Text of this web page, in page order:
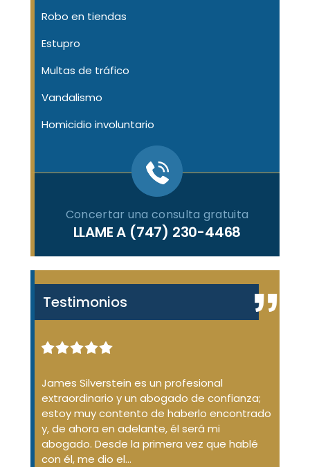
Robo en tiendas
Estupro
Multas de tráfico
Vandalismo
Homicidio involuntario
Concertar una consulta gratuita
LLAME A (747) 230-4468
Testimonios
James Silverstein es un profesional
extraordinario y un abogado de confianza;
estoy muy contento de haberlo encontrado
y, de ahora en adelante, él será mi
abogado. Desde la primera vez que hablé
con él, me dio el...